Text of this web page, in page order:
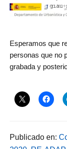
Esperamos que
personas que no
grabada y
Publicado en: